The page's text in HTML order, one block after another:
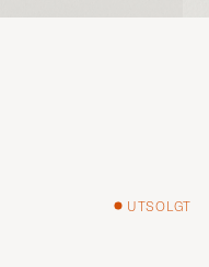
UTSOLGT